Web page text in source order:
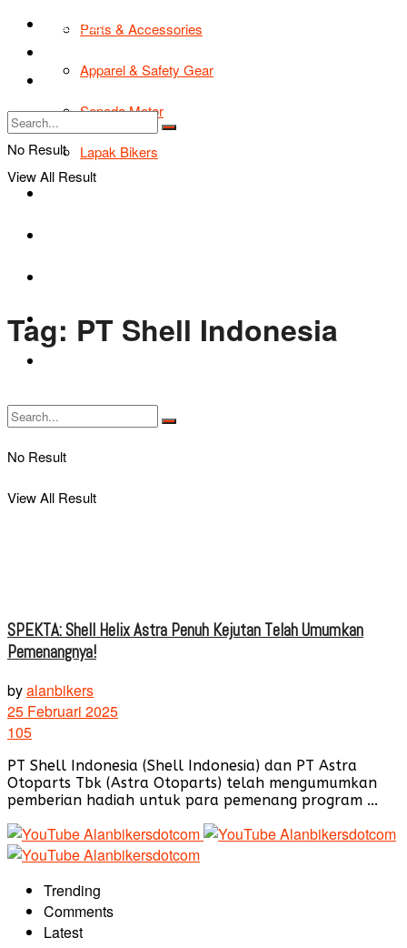
Parts & Accessories
Apparel & Safety Gear
Sepeda Motor
Lapak Bikers
Bikers Cars
No Result
View All Result
TIPS & TRIK
Tentang Kami
No Result
View All Result
Tag: PT Shell Indonesia
SPEKTA: Shell Helix Astra Penuh Kejutan Telah Umumkan
Pemenangnya!
byalanbikers
25 Februari 2025
105
PT Shell Indonesia (Shell Indonesia) dan PT Astra
Otoparts Tbk (Astra Otoparts) telah mengumumkan
pemberian hadiah untuk para pemenang program ...
Trending
Comments
Latest